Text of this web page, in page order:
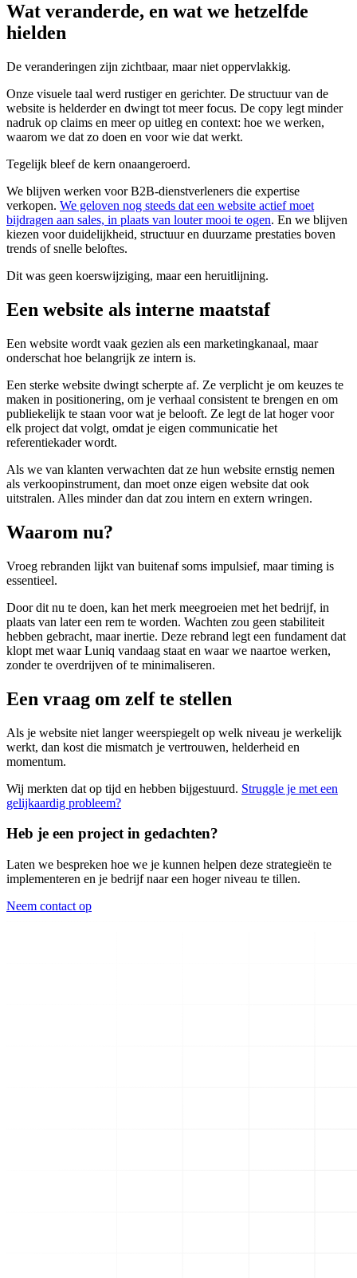
Wat veranderde, en wat we hetzelfde
hielden
De veranderingen zijn zichtbaar, maar niet oppervlakkig.
Onze visuele taal werd rustiger en gerichter. De structuur van de
website is helderder en dwingt tot meer focus. De copy legt minder
nadruk op claims en meer op uitleg en context: hoe we werken,
waarom we dat zo doen en voor wie dat werkt.
Tegelijk bleef de kern onaangeroerd.
We blijven werken voor B2B-dienstverleners die expertise
verkopen. We geloven nog steeds dat een website actief moet
bijdragen aan sales, in plaats van louter mooi te ogen. En we blijven
kiezen voor duidelijkheid, structuur en duurzame prestaties boven
trends of snelle beloftes.
Dit was geen koerswijziging, maar een heruitlijning.
Een website als interne maatstaf
Een website wordt vaak gezien als een marketingkanaal, maar
onderschat hoe belangrijk ze intern is.
Een sterke website dwingt scherpte af. Ze verplicht je om keuzes te
maken in positionering, om je verhaal consistent te brengen en om
publiekelijk te staan voor wat je belooft. Ze legt de lat hoger voor
elk project dat volgt, omdat je eigen communicatie het
referentiekader wordt.
Als we van klanten verwachten dat ze hun website ernstig nemen
als verkoopinstrument, dan moet onze eigen website dat ook
uitstralen. Alles minder dan dat zou intern en extern wringen.
Waarom nu?
Vroeg rebranden lijkt van buitenaf soms impulsief, maar timing is
essentieel.
Door dit nu te doen, kan het merk meegroeien met het bedrijf, in
plaats van later een rem te worden. Wachten zou geen stabiliteit
hebben gebracht, maar inertie. Deze rebrand legt een fundament dat
klopt met waar Luniq vandaag staat en waar we naartoe werken,
zonder te overdrijven of te minimaliseren.
Een vraag om zelf te stellen
Als je website niet langer weerspiegelt op welk niveau je werkelijk
werkt, dan kost die mismatch je vertrouwen, helderheid en
momentum.
Wij merkten dat op tijd en hebben bijgestuurd. Struggle je met een
gelijkaardig probleem?
Heb je een project in gedachten?
Laten we bespreken hoe we je kunnen helpen deze strategieën te
implementeren en je bedrijf naar een hoger niveau te tillen.
Neem contact op